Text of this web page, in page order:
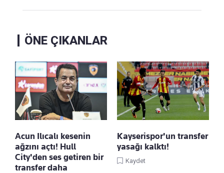
ÖNE ÇIKANLAR
Acun Ilıcalı kesenin
ağzını açtı! Hull
City'den ses getiren bir
transfer daha
Kayserispor'un transfer
yasağı kalktı!
Kaydet